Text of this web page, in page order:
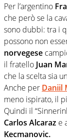
Per l’argentino
che però se la
sono dubbi: tra i
possono non
norvegese
il fratello Juan
che la scelta sia
Anche per Daniil
meno ispirato, il
Quindi il
Carlos Alcaraz e
Kecmanovic.